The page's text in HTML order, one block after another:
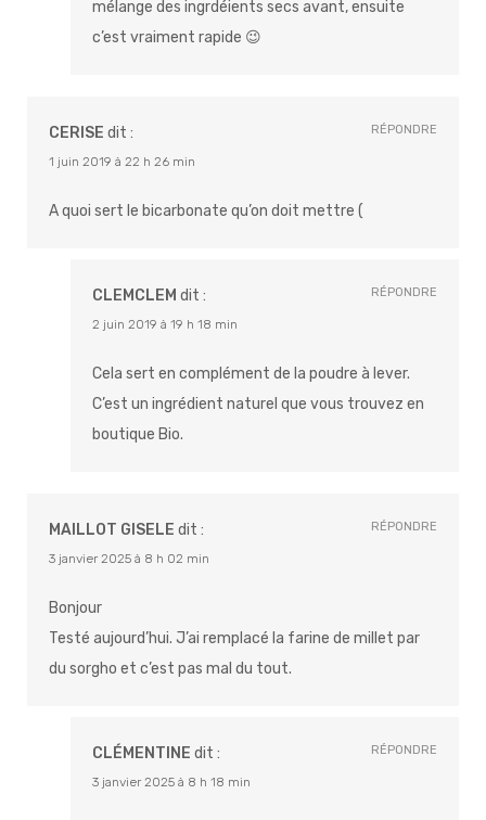
mélange des ingrdéients secs avant, ensuite
c’est vraiment rapide 😉
CERISE dit :
1 juin 2019 à 22 h 26 min
A quoi sert le bicarbonate qu’on doit mettre (
RÉPONDRE
CLEMCLEM dit :
2 juin 2019 à 19 h 18 min
Cela sert en complément de la poudre à lever.
C’est un ingrédient naturel que vous trouvez en
boutique Bio.
RÉPONDRE
MAILLOT GISELE dit :
3 janvier 2025 à 8 h 02 min
Bonjour
Testé aujourd’hui. J’ai remplacé la farine de millet par
du sorgho et c’est pas mal du tout.
RÉPONDRE
CLÉMENTINE dit :
3 janvier 2025 à 8 h 18 min
RÉPONDRE